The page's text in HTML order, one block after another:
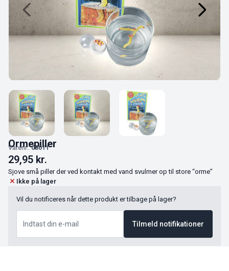
Ormepiller
Varenr.:08011
29,95 kr.
Sjove små piller der ved kontakt med vand svulmer op til store “orme”
Ikke på lager
Vil du notificeres når dette produkt er tilbage på lager?
Tilmeld notifikationer